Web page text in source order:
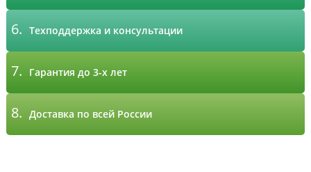
6. Техподдержка и консультации
7. Гарантия до 3-х лет
8. Доставка по всей России